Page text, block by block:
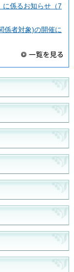
に係るお知らせ（7
係者対象)の開催に